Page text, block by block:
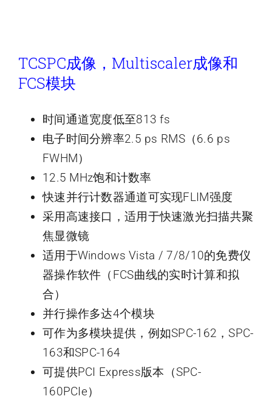
TCSPC成像，Multiscaler成像和
FCS模块
时间通道宽度低至813 fs
电子时间分辨率2.5 ps RMS（6.6 ps
FWHM）
12.5 MHz饱和计数率
快速并行计数器通道可实现FLIM强度
采用高速接口，适用于快速激光扫描共聚
焦显微镜
适用于Windows Vista / 7/8/10的免费仪
器操作软件（FCS曲线的实时计算和拟
合）
并行操作多达4个模块
可作为多模块提供，例如SPC-162，SPC-
163和SPC-164
可提供PCI Express版本（SPC-
160PCIe）